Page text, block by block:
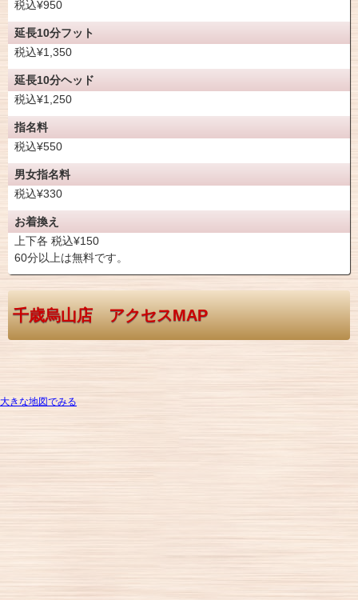
税込¥950
延長10分フット
税込¥1,350
延長10分ヘッド
税込¥1,250
指名料
税込¥550
男女指名料
税込¥330
お着換え
上下各 税込¥150
60分以上は無料です。
千歳烏山店 アクセスMAP
大きな地図でみる